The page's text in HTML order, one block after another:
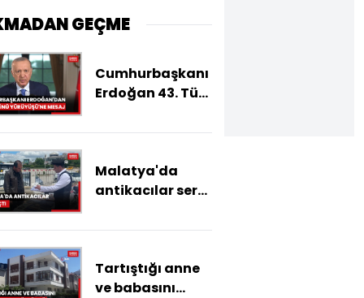
GEÇME
Cumhurbaşkanı
Erdoğan 43. Türk
Yürüyüşü'ne
gönderdi
Malatya'da
antikacılar sergi
Tartıştığı anne
ve babasını